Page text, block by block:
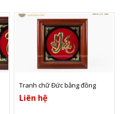
Xem thêm
Tranh chữ Đức bằng đồng
Liên hệ